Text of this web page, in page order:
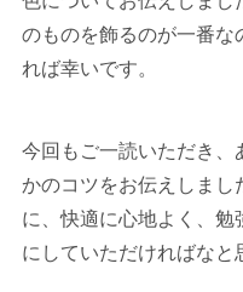
のものを飾るのが一番な
れば幸いです。
今回もご一読いただき、
かのコツをお伝えしまし
に、快適に心地よく、勉
にしていただければなと